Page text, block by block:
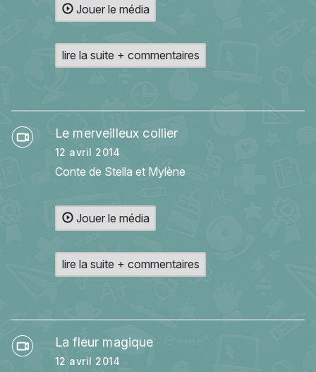
Jouer le média
lire la suite + commentaires
Le merveilleux collier
12 avril 2014
Conte de Stella et Mylène
Jouer le média
lire la suite + commentaires
La fleur magique
12 avril 2014